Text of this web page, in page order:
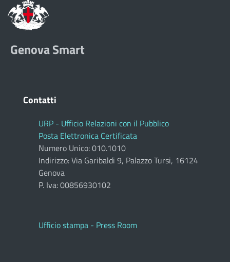
Genova Smart
Contatti
URP - Ufficio Relazioni con il Pubblico
Posta Elettronica Certificata
Numero Unico: 010.1010
Indirizzo: Via Garibaldi 9, Palazzo Tursi, 16124
Genova
P. Iva: 00856930102
Ufficio stampa - Press Room